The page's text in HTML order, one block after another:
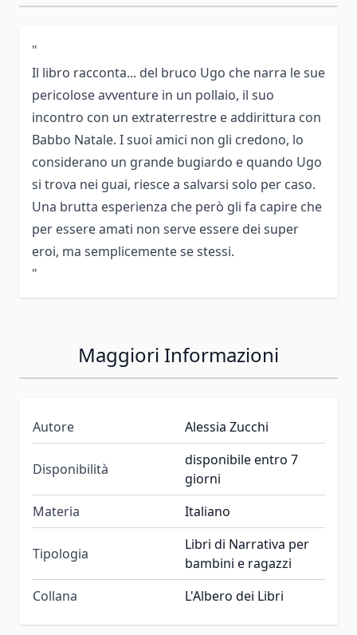
"
Il libro racconta... del bruco Ugo che narra le sue
pericolose avventure in un pollaio, il suo
incontro con un extraterrestre e addirittura con
Babbo Natale. I suoi amici non gli credono, lo
considerano un grande bugiardo e quando Ugo
si trova nei guai, riesce a salvarsi solo per caso.
Una brutta esperienza che però gli fa capire che
per essere amati non serve essere dei super
eroi, ma semplicemente se stessi.
"
Maggiori Informazioni
Autore Alessia Zucchi
Disponibilità
disponibile entro 7
giorni
Materia
Italiano
Tipologia
Libri di Narrativa per
bambini e ragazzi
Collana
L'Albero dei Libri